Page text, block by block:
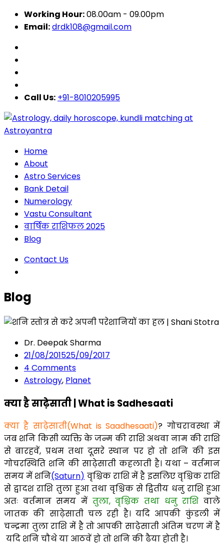
Working Hour:08.00am - 09.00pm
Email:drdk108@gmail.com
Call Us: +91-8010205995
Home
About
Astro Services
Bank Detail
Numerology
Vastu Consultant
वार्षिक राशिफल 2025
Blog
Contact Us
Blog
Dr. Deepak Sharma
21/08/201525/09/2017
4 Comments
Astrology, Planet
क्या है साढ़ेसाती | What is Sadhesaati
क्या है साढ़ेसाती(What is Saadhesaati)? गोचरावस्था में
जब शनि किसी व्यक्ति के जन्म की राशि अथवा नाम की राशि
से बारहवें, प्रथम तथा दूसरे स्थान पर हो तो शनि की इस
गोचरस्थिति शनि की साढ़ेसाती कहलाती है। यथा – वर्तमान
समय में शनि(Saturn) वृश्चिक राशि में है इसलिए वृश्चिक राशि
से द्वादश राशि तुला हुआ तथा वृश्चिक से द्वितीय धनु राशि हुआ
अतः वर्तमान समय में तुला, वृश्चिक तथा धनु राशिवाले
जातक की साढ़ेसाती चल रही है। यदि आपकी कुंडली में
चन्द्रमा तुला राशि में है तो आपकी साढ़ेसाती अंतिम चरण में है
यदि शनि चौथे या आठवें हो तो शनि की ढैया होती है।